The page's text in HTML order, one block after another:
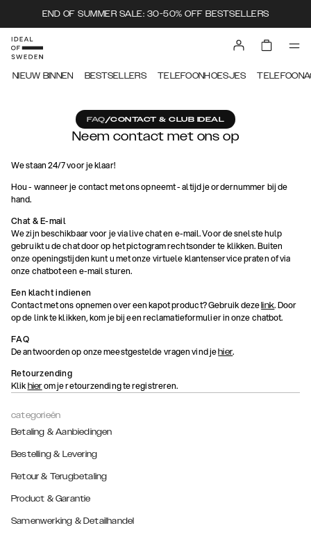
END OF SUMMER SALE: 30-50% OFF BESTSELLERS
NIEUW BINNEN BESTSELLERS TELEFOONHOESJES
FAQ/CONTACT & CLUB IDEAL
Neem contact met ons op
categorieën
Betaling & Aanbiedingen
Bestelling & Levering
Retour & Terugbetaling
Product & Garantie
Samenwerking & Detailhandel
We staan 24/7 voor je klaar!
Hou - wanneer je contact met ons opneemt - altijd je ordernummer bij de
hand.
Chat & E-mail
We zijn beschikbaar voor je via live chat en e-mail. Voor de snelste hulp
gebruikt u de chat door op het pictogram rechtsonder te klikken. Buiten
onze openingstijden kunt u met onze virtuele klantenservice praten of via
onze chatbot een e-mail sturen.
Een klacht indienen
Contact met ons opnemen over een kapot product? Gebruik dezelink. Door
op de link te klikken, kom je bij een reclamatieformulier in onze chatbot.
FAQ
De antwoorden op onze meestgestelde vragen vind jehier.
Retourzending
Klik hier om je retourzending te registreren.